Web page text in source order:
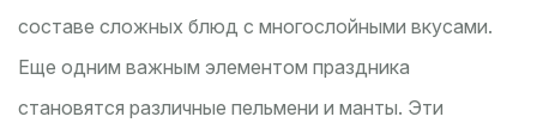
составе сложных блюд с многослойными вкусами.
Еще одним важным элементом праздника
становятся различные пельмени и манты. Эти